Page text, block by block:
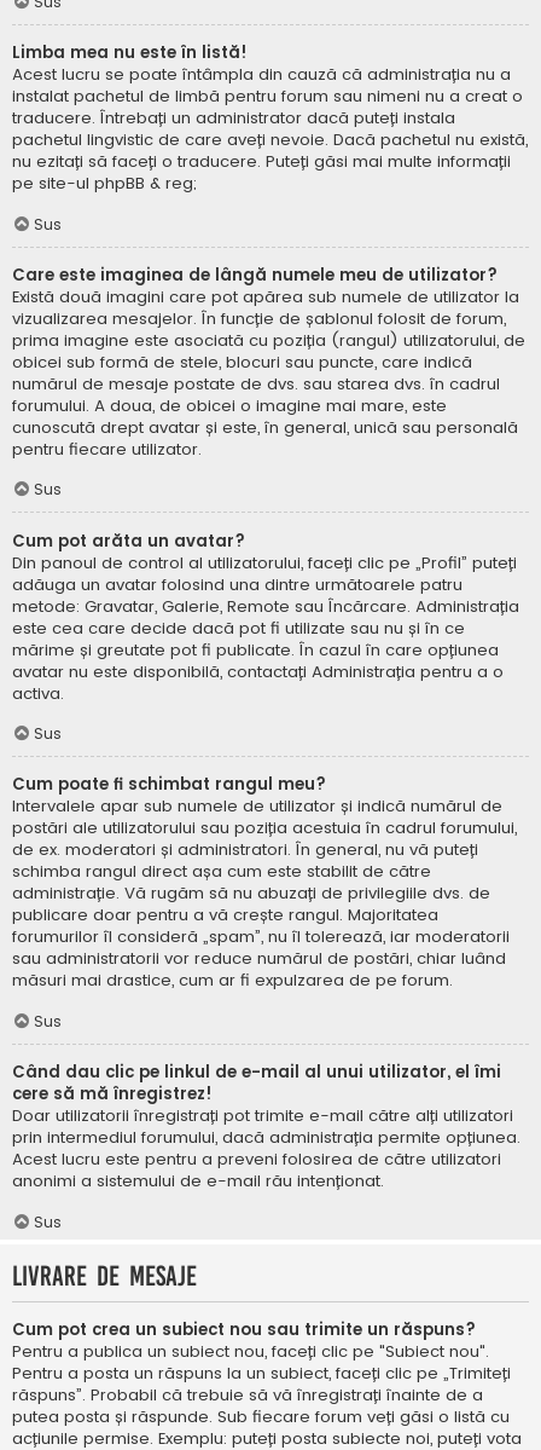
Limba mea nu este în listă!
Acest lucru se poate întâmpla din cauză că administrația nu a
instalat pachetul de limbă pentru forum sau nimeni nu a creat o
traducere. Întrebați un administrator dacă puteți instala
pachetul lingvistic de care aveți nevoie. Dacă pachetul nu există,
nu ezitați să faceți o traducere. Puteți găsi mai multe informații
pe site-ul phpBB & reg;
Sus
Care este imaginea de lângă numele meu de utilizator?
Există două imagini care pot apărea sub numele de utilizator la
vizualizarea mesajelor. În funcție de șablonul folosit de forum,
prima imagine este asociată cu poziția (rangul) utilizatorului, de
obicei sub formă de stele, blocuri sau puncte, care indică
numărul de mesaje postate de dvs. sau starea dvs. în cadrul
forumului. A doua, de obicei o imagine mai mare, este
cunoscută drept avatar și este, în general, unică sau personală
pentru fiecare utilizator.
Sus
Cum pot arăta un avatar?
Din panoul de control al utilizatorului, faceți clic pe „Profil” puteți
adăuga un avatar folosind una dintre următoarele patru
metode: Gravatar, Galerie, Remote sau Încărcare. Administrația
este cea care decide dacă pot fi utilizate sau nu și în ce
mărime și greutate pot fi publicate. În cazul în care opțiunea
avatar nu este disponibilă, contactați Administrația pentru a o
activa.
Sus
Cum poate fi schimbat rangul meu?
Intervalele apar sub numele de utilizator și indică numărul de
postări ale utilizatorului sau poziția acestuia în cadrul forumului,
de ex. moderatori și administratori. În general, nu vă puteți
schimba rangul direct așa cum este stabilit de către
administrație. Vă rugăm să nu abuzați de privilegiile dvs. de
publicare doar pentru a vă crește rangul. Majoritatea
forumurilor îl consideră „spam”, nu îl tolerează, iar moderatorii
sau administratorii vor reduce numărul de postări, chiar luând
măsuri mai drastice, cum ar fi expulzarea de pe forum.
Sus
Când dau clic pe linkul de e-mail al unui utilizator, el îmi
cere să mă înregistrez!
Doar utilizatorii înregistrați pot trimite e-mail către alți utilizatori
prin intermediul forumului, dacă administrația permite opțiunea.
Acest lucru este pentru a preveni folosirea de către utilizatori
anonimi a sistemului de e-mail rău intenționat.
Sus
Livrare de mesaje
Cum pot crea un subiect nou sau trimite un răspuns?
Pentru a publica un subiect nou, faceți clic pe "Subiect nou".
Pentru a posta un răspuns la un subiect, faceți clic pe „Trimiteți
răspuns”. Probabil că trebuie să vă înregistrați înainte de a
putea posta și răspunde. Sub fiecare forum veți găsi o listă cu
acțiunile permise. Exemplu: puteți posta subiecte noi, puteți vota